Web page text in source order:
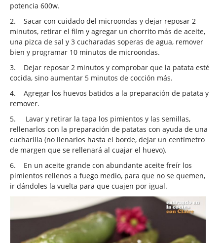
potencia 600w.
2.
Sacar con cuidado del microondas y dejar reposar 2
minutos, retirar el film y agregar un chorrito más de aceite,
una pizca de sal y 3 cucharadas soperas de agua, remover
bien y programar 10 minutos de microondas.
3.
Dejar reposar 2 minutos y comprobar que la patata esté
cocida, sino aumentar 5 minutos de cocción más.
4.
Agregar los huevos batidos a la preparación de patata y
remover.
5.
Lavar y retirar la tapa los pimientos y las semillas,
rellenarlos con la preparación de patatas con ayuda de una
cucharilla (no llenarlos hasta el borde, dejar un centímetro
de margen que se rellenará al cuajar el huevo).
6.
En un aceite grande con abundante aceite freír los
pimientos rellenos a fuego medio, para que no se quemen,
ir dándoles la vuelta para que cuajen por igual.